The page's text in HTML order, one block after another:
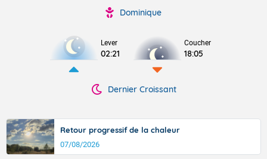
Dominique
Lever
02:21
Coucher
18:05
Dernier Croissant
Retour progressif de la chaleur
07/08/2026